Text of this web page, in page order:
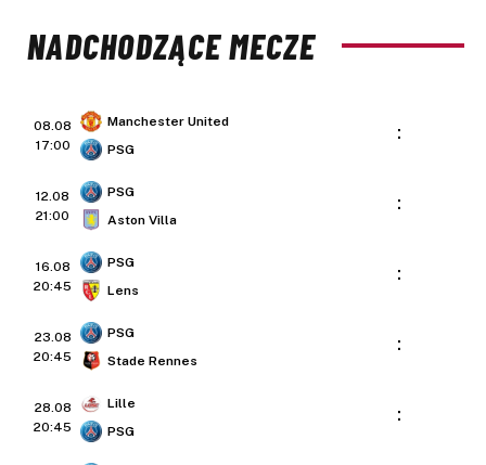
NADCHODZĄCE MECZE
08.08
17:00
Manchester United
PSG
:
12.08
21:00
PSG
Aston Villa
:
16.08
20:45
PSG
Lens
:
23.08
20:45
PSG
Stade Rennes
:
28.08
20:45
Lille
PSG
: